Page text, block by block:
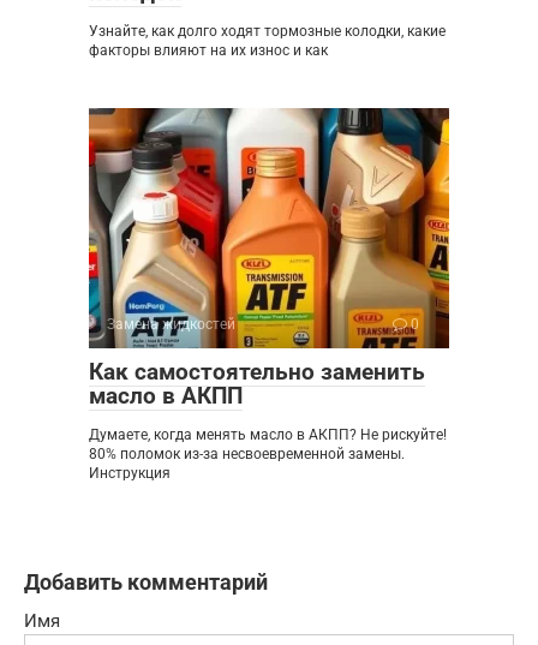
Узнайте, как долго ходят тормозные колодки, какие
факторы влияют на их износ и как
Замена жидкостей 0
Как самостоятельно заменить
масло в АКПП
Думаете, когда менять масло в АКПП? Не рискуйте!
80% поломок из-за несвоевременной замены.
Инструкция
Добавить комментарий
Имя